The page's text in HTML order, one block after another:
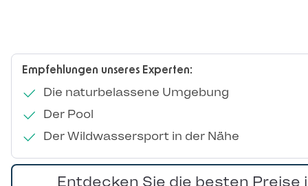
Empfehlungen unseres Experten:
Die naturbelassene Umgebung
Der Pool
Der Wildwassersport in der Nähe
Entdecken Sie die besten Preise